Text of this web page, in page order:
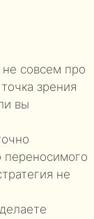
совсем про
зрения
вы
переносимого
не